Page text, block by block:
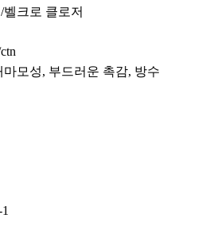
크로 클로저
마모성, 부드러운 촉감, 방수